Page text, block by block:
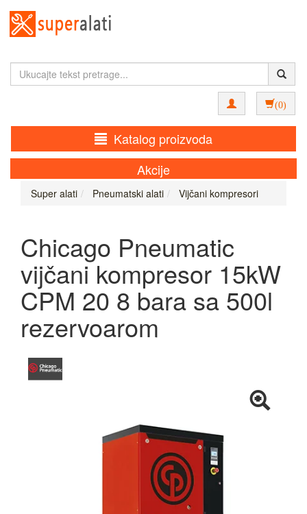
(0)
Katalog proizvoda
Akcije
Super alati Pneumatski alati Vijčani kompresori
Chicago Pneumatic
vijčani kompresor 15kW
CPM 20 8 bara sa 500l
rezervoarom